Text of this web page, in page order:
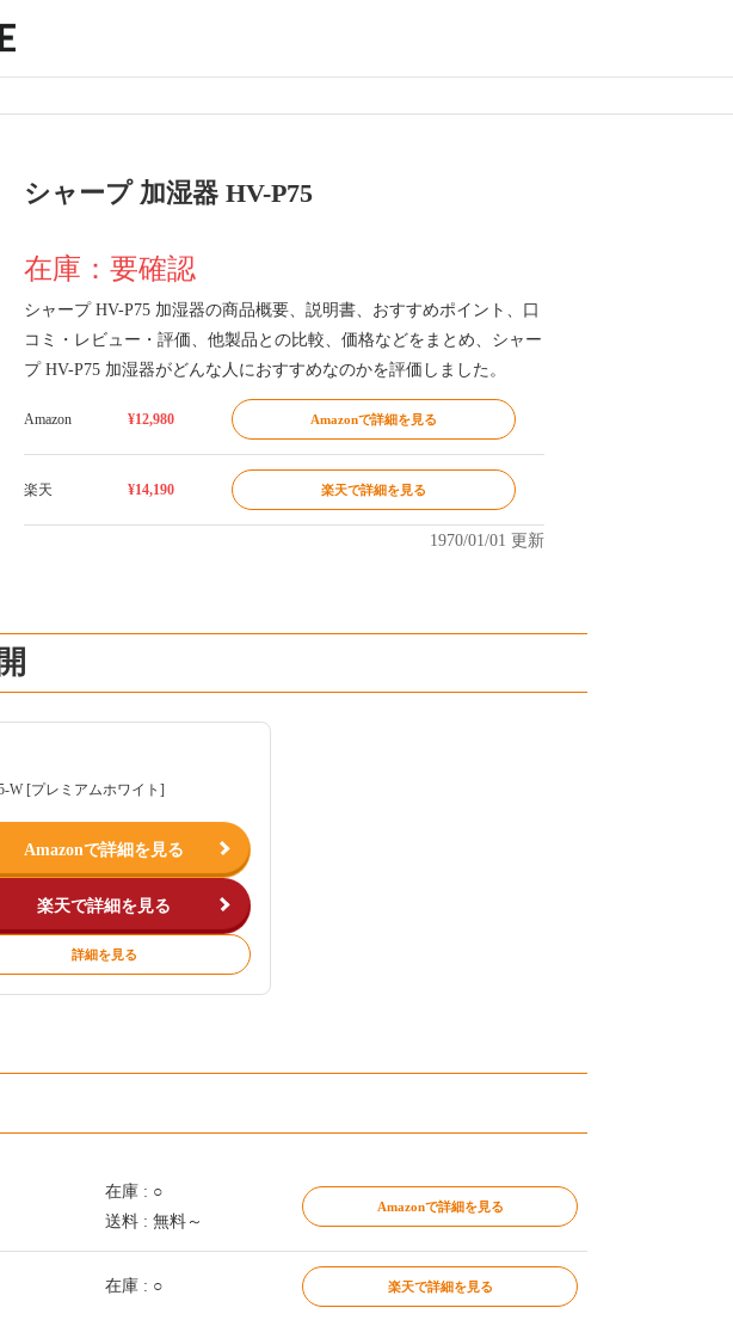
シャープ 加湿器 HV-P75
在庫：要確認
シャープ HV-P75 加湿器の商品概要、説明書、おすすめポイント、口
コミ・レビュー・評価、他製品との比較、価格などをまとめ、シャー
プ HV-P75 加湿器がどんな人におすすめなのかを評価しました。
Amazon ¥12,980 Amazonで詳細を見る
楽天 ¥14,190 楽天で詳細を見る
1970/01/01 更新
W [プレミアムホワイト]
Amazonで詳細を見る
楽天で詳細を見る
詳細を見る
在庫 : ○
送料 : 無料～
Amazonで詳細を見る
在庫 : ○ 楽天で詳細を見る